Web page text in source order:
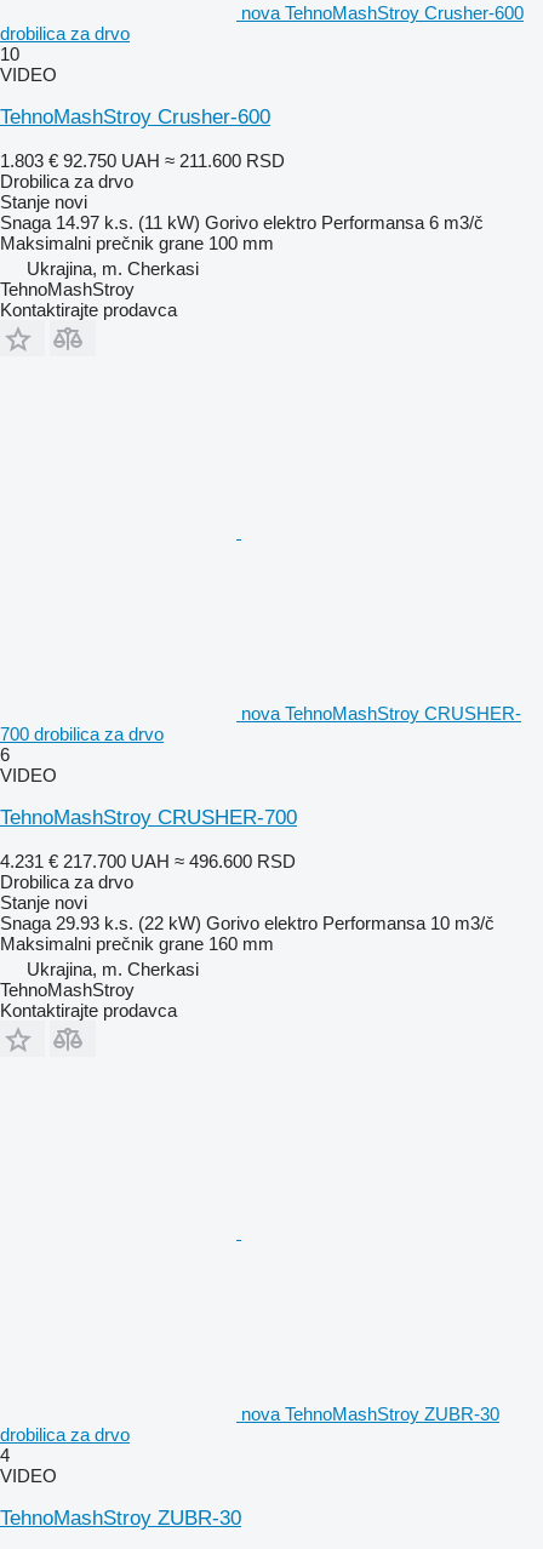
nova TehnoMashStroy Crusher-600
drobilica za drvo
10
VIDEO
TehnoMashStroy Crusher-600
1.803 € 92.750 UAH ≈ 211.600 RSD
Drobilica za drvo
Stanje novi
Snaga 14.97 k.s. (11 kW) Gorivo elektro Performansa 6 m3/č
Maksimalni prečnik grane 100 mm
Ukrajina, m. Cherkasi
TehnoMashStroy
Kontaktirajte prodavca
nova TehnoMashStroy CRUSHER-
700 drobilica za drvo
6
VIDEO
TehnoMashStroy CRUSHER-700
4.231 € 217.700 UAH ≈ 496.600 RSD
Drobilica za drvo
Stanje novi
Snaga 29.93 k.s. (22 kW) Gorivo elektro Performansa 10 m3/č
Maksimalni prečnik grane 160 mm
Ukrajina, m. Cherkasi
TehnoMashStroy
Kontaktirajte prodavca
nova TehnoMashStroy ZUBR-30
drobilica za drvo
4
VIDEO
TehnoMashStroy ZUBR-30